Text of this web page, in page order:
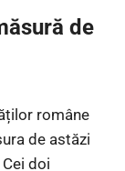
de
române
de astăzi
doi